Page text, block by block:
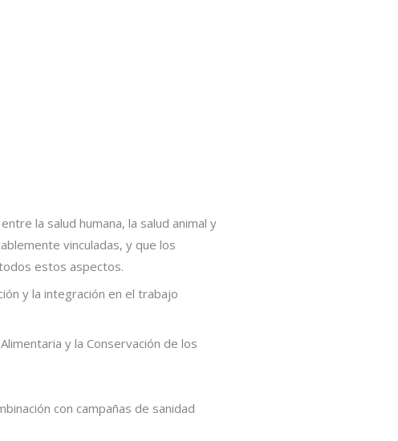
la salud humana, la salud animal y
vinculadas, y que los
estos aspectos.
y la integración en el trabajo
y la Conservación de los
con campañas de sanidad